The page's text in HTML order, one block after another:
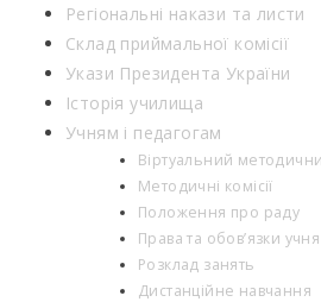
Регіональні накази та листи
Склад приймальної комісії
Укази Президента України
Історія училища
Учням і педагогам
Віртуальний
Методичні комісії
Положення про раду
Права та обов’язки
Розклад занять
Дистанційне навчання